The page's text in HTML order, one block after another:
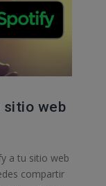
sitio web
a tu sitio web
compartir